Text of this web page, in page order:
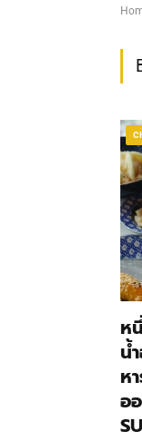
ห
น้
ห
อ